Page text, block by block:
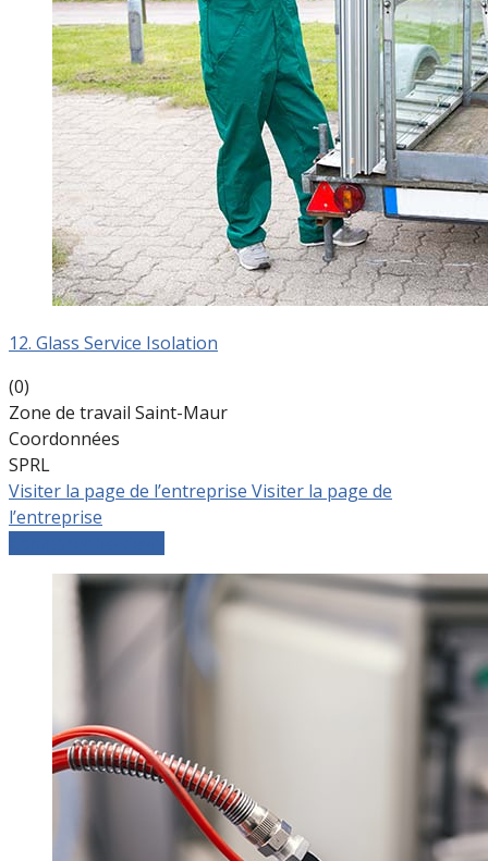
12. Glass Service Isolation
(0)
Zone de travail Saint-Maur
Coordonnées
SPRL
Visiter la page de l’entreprise Visiter la page de
l’entreprise